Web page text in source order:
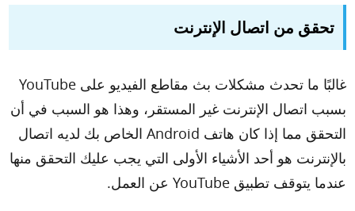
تحقق من اتصال الإنترنت
غالبًا ما تحدث مشكلات بث مقاطع الفيديو على YouTube
بسبب اتصال الإنترنت غير المستقر، وهذا هو السبب في أن
التحقق مما إذا كان هاتف Android الخاص بك لديه اتصال
بالإنترنت هو أحد الأشياء الأولى التي يجب عليك التحقق منها
عندما يتوقف تطبيق YouTube عن العمل.